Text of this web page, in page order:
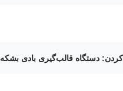
دستگاه قالب‌گیری بادی بشکه HDPE 20 لیتری